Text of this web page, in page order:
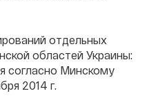
отдельных
областей Украины:
согласно Минскому
2014 г.